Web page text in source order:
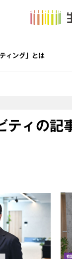
ィング」とは
ティの記